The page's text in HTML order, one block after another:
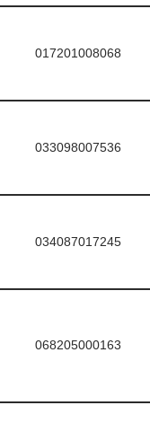
017201008068
033098007536
034087017245
068205000163